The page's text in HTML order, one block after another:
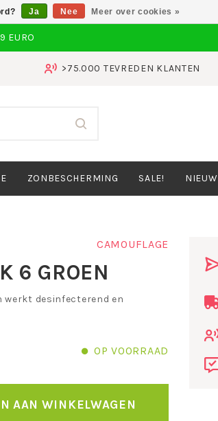
>75.000 TEVREDEN KLANTEN
ZONBESCHERMING SALE! NIEUW
CAMOUFLAGE
6 GROEN
werkt desinfecterend en
OP VOORRAAD
AAN WINKELWAGEN
Ja Nee Meer over cookies »